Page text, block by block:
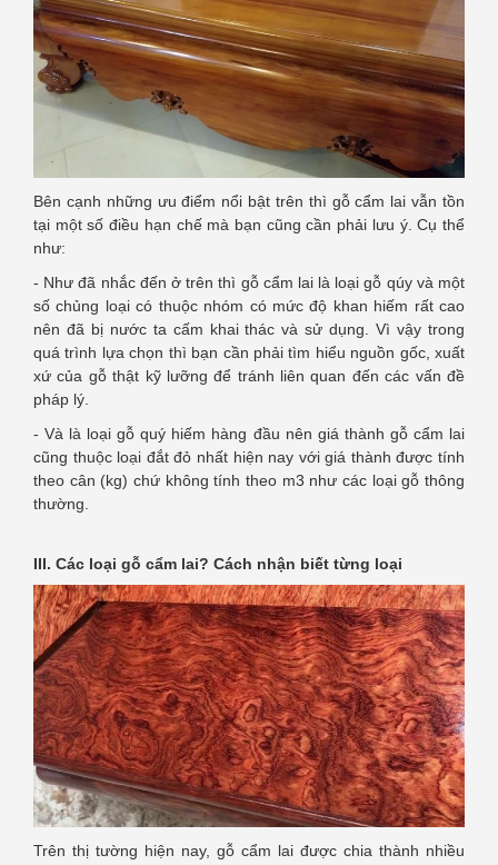
Bên cạnh những ưu điểm nổi bật trên thì gỗ cẩm lai vẫn tồn
tại một số điều hạn chế mà bạn cũng cần phải lưu ý. Cụ thể
như:
- Như đã nhắc đến ở trên thì gỗ cẩm lai là loại gỗ qúy và một
số chủng loại có thuộc nhóm có mức độ khan hiếm rất cao
nên đã bị nước ta cấm khai thác và sử dụng. Vì vậy trong
quá trình lựa chọn thì bạn cần phải tìm hiểu nguồn gốc, xuất
xứ của gỗ thật kỹ lưỡng để tránh liên quan đến các vấn đề
pháp lý.
- Và là loại gỗ quý hiếm hàng đầu nên giá thành gỗ cẩm lai
cũng thuộc loại đắt đỏ nhất hiện nay với giá thành được tính
theo cân (kg) chứ không tính theo m3 như các loại gỗ thông
thường.
III. Các loại gỗ cẩm lai? Cách nhận biết từng loại
Trên thị tường hiện nay, gỗ cẩm lai được chia thành nhiều